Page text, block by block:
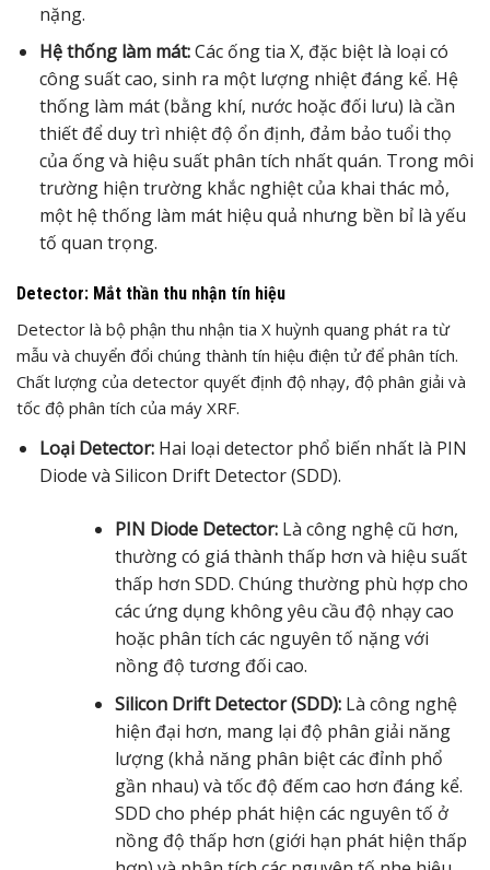
nặng.
Hệ thống làm mát:Các ống tia X, đặc biệt là loại có
công suất cao, sinh ra một lượng nhiệt đáng kể. Hệ
thống làm mát (bằng khí, nước hoặc đối lưu) là cần
thiết để duy trì nhiệt độ ổn định, đảm bảo tuổi thọ
của ống và hiệu suất phân tích nhất quán. Trong môi
trường hiện trường khắc nghiệt của khai thác mỏ,
một hệ thống làm mát hiệu quả nhưng bền bỉ là yếu
tố quan trọng.
Detector: Mắt thần thu nhận tín hiệu
Detector là bộ phận thu nhận tia X huỳnh quang phát ra từ
mẫu và chuyển đổi chúng thành tín hiệu điện tử để phân tích.
Chất lượng của detector quyết định độ nhạy, độ phân giải và
tốc độ phân tích của máy XRF.
Loại Detector:Hai loại detector phổ biến nhất là PIN
Diode và Silicon Drift Detector (SDD).
PIN Diode Detector:Là công nghệ cũ hơn,
thường có giá thành thấp hơn và hiệu suất
thấp hơn SDD. Chúng thường phù hợp cho
các ứng dụng không yêu cầu độ nhạy cao
hoặc phân tích các nguyên tố nặng với
nồng độ tương đối cao.
Silicon Drift Detector (SDD):Là công nghệ
hiện đại hơn, mang lại độ phân giải năng
lượng (khả năng phân biệt các đỉnh phổ
gần nhau) và tốc độ đếm cao hơn đáng kể.
SDD cho phép phát hiện các nguyên tố ở
nồng độ thấp hơn (giới hạn phát hiện thấp